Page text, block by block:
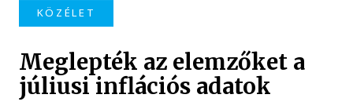
KÖZÉLET
Meglepték az elemzőket a
júliusi inflációs adatok